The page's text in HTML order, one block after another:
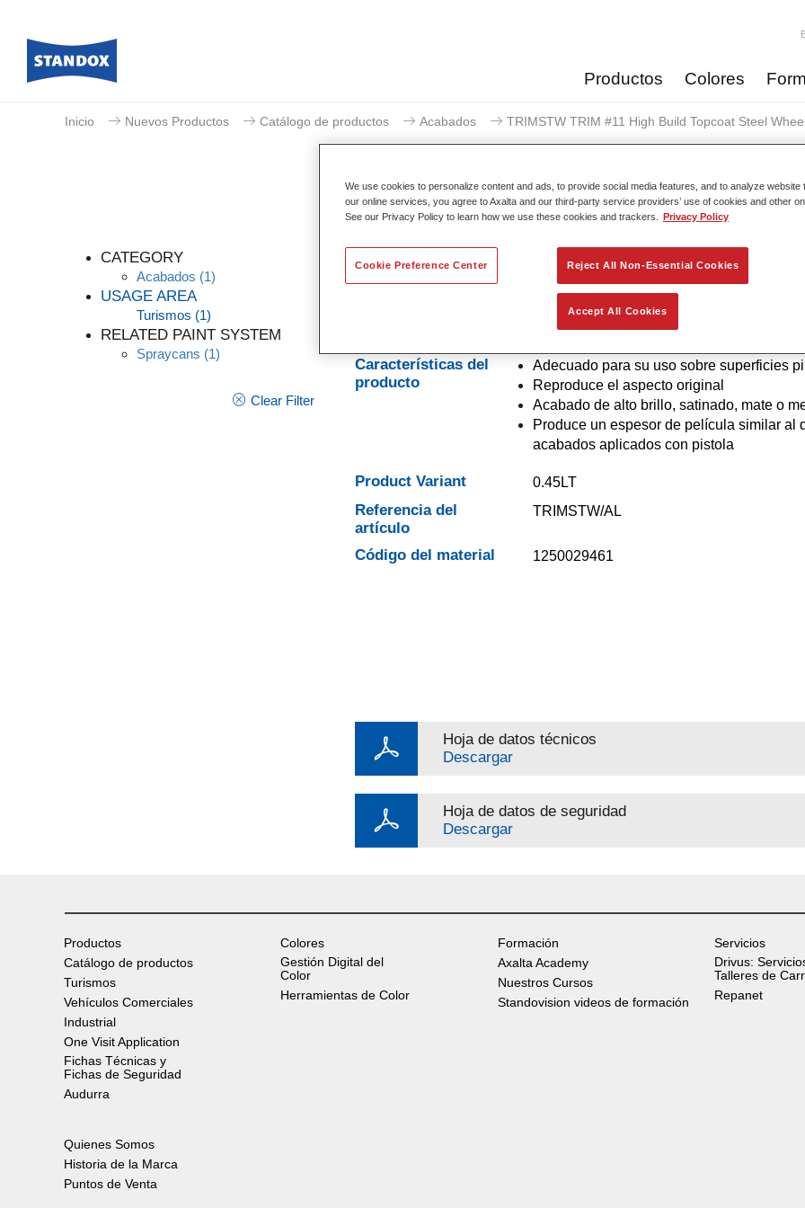
Productos Colores
Inicio Nuevos Productos Catálogo de productos Acabados TRIMSTW TRIM #11 High Build Topcoat Steel
CATEGORY
Acabados (1)
USAGE AREA
Turismos (1)
RELATED PAINT SYSTEM
Spraycans (1)
Clear Filter
TRIMSTW TRIM #11 High Build
Restaura el aspecto original del OEM en los paneles de la carrocería,
Características del
producto
Adecuado para su uso sobre superficies
Reproduce el aspecto original
Acabado de alto brillo, satinado, mate o
Produce un espesor de película similar al
acabados aplicados con pistola
Product Variant 0.45LT
Referencia del
artículo
TRIMSTW/AL
Código del material 1250029461
Hoja de datos técnicos
Descargar
Hoja de datos de seguridad
Descargar
Productos
Catálogo de productos
Turismos
Vehículos Comerciales
Industrial
One Visit Application
Fichas Técnicas y
Fichas de Seguridad
Audurra
Colores
Gestión Digital del
Color
Herramientas de Color
Formación
Axalta Academy
Nuestros Cursos
Standovision videos de formación
Servicios
Drivus:
Talleres de
Repanet
Quienes Somos
Historia de la Marca
Puntos de Venta
We use cookies to personalize content and ads, to provide social media features, and to analyze website
our online services, you agree to Axalta and our third-party service providers’ use of cookies and other
See our Privacy Policy to learn how we use these cookies and trackers.
Privacy Policy
Reject All Non-Essential Cookies
Accept All Cookies
Cookie Preference Center